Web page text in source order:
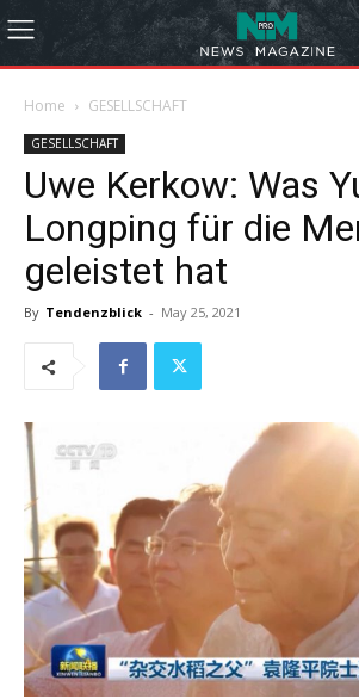
Home GESELLSCHAFT
GESELLSCHAFT
Uwe Kerkow: Was
Longping für die
geleistet hat
By Tendenzblick - May 25, 2021